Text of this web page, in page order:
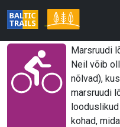
Marsruudi
Neil võib
nõlvad),
marsruudi
kohad,